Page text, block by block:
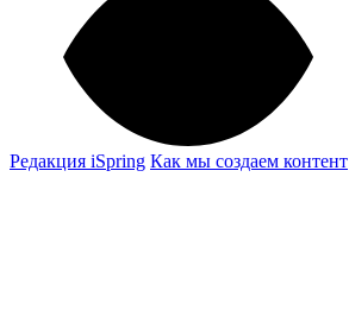
Редакция iSpring Как мы создаем контент